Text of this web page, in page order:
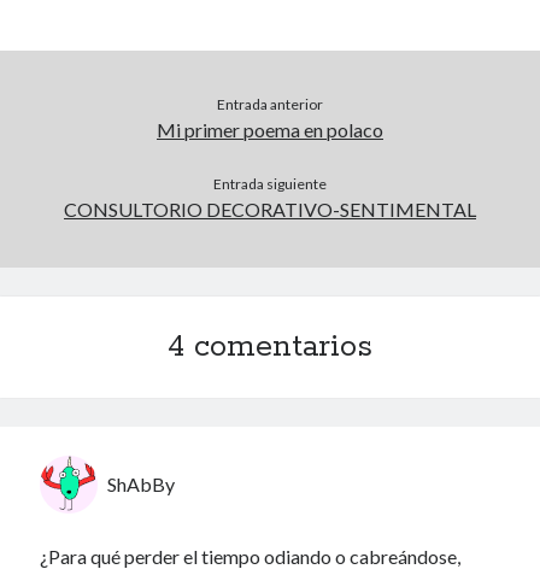
Archivos
El hombre que comía diccionarios
Furia
La decadencia del ingenio
Entrada anterior
Mi primer poema en polaco
Entrada siguiente
CONSULTORIO DECORATIVO-SENTIMENTAL
4 comentarios
ShAbBy
¿Para qué perder el tiempo odiando o cabreándose,